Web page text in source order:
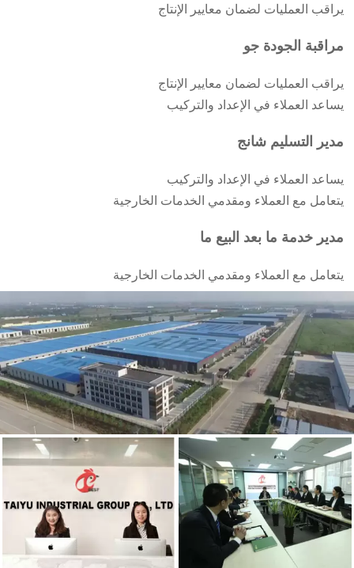
يراقب العمليات لضمان معايير الإنتاج
مراقبة الجودة جو
يراقب العمليات لضمان معايير الإنتاج
يساعد العملاء في الإعداد والتركيب
مدير التسليم شانج
يساعد العملاء في الإعداد والتركيب
يتعامل مع العملاء ومقدمي الخدمات الخارجية
مدير خدمة ما بعد البيع ما
يتعامل مع العملاء ومقدمي الخدمات الخارجية